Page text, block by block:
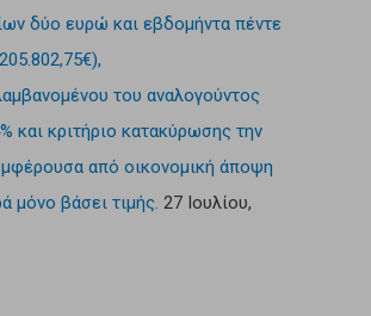
δύο ευρώ και εβδομήντα πέντε
του αναλογούντος
και κριτήριο κατακύρωσης την
από οικονομική άποψη
μόνο βάσει τιμής. 27 Ιουλίου,